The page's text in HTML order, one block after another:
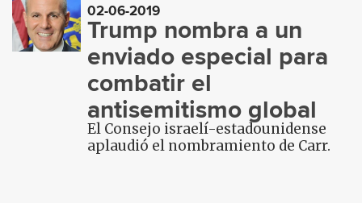
02-06-2019
Trump nombra a un
enviado especial para
combatir el
antisemitismo global
El Consejo israelí-estadounidense
aplaudió el nombramiento de Carr.